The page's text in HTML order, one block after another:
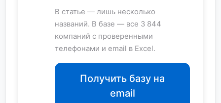
В статье — лишь несколько
названий. В базе — все 3 844
компаний с проверенными
телефонами и email в Excel.
Получить базу на
email